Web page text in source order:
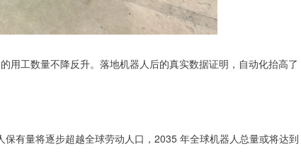
工数量不降反升。落地机器人后的真实数据证明，自动化抬高了
量将逐步超越全球劳动人口，2035 年全球机器人总量或将达到